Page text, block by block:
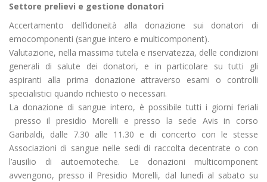
Settore prelievi e gestione donatori
Accertamento dell’idoneità alla donazione sui donatori di
emocomponenti (sangue intero e multicomponent).
Valutazione, nella massima tutela e riservatezza, delle condizioni
generali di salute dei donatori, e in particolare su tutti gli
aspiranti alla prima donazione attraverso esami o controlli
specialistici quando richiesto o necessari.
La donazione di sangue intero, è possibile tutti i giorni feriali
presso il presidio Morelli e presso la sede Avis in corso
Garibaldi, dalle 7.30 alle 11.30 e di concerto con le stesse
Associazioni di sangue nelle sedi di raccolta decentrate o con
l’ausilio di autoemoteche. Le donazioni multicomponent
avvengono, presso il Presidio Morelli, dal lunedì al sabato su